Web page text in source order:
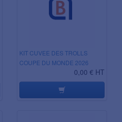
KIT CUVEE DES TROLLS
COUPE DU MONDE 2026
0,00 € HT